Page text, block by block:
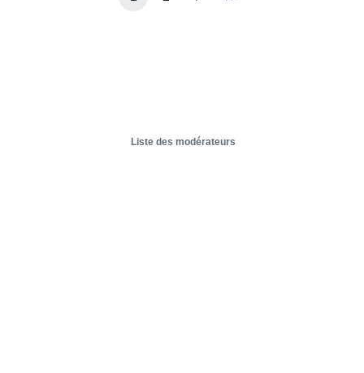
Liste des modérateurs